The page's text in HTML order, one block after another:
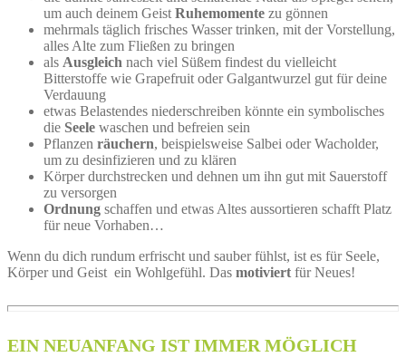
um auch deinem Geist Ruhemomente zu gönnen
mehrmals täglich frisches Wasser trinken, mit der Vorstellung,
alles Alte zum Fließen zu bringen
als Ausgleich nach viel Süßem findest du vielleicht
Bitterstoffe wie Grapefruit oder Galgantwurzel gut für deine
Verdauung
etwas Belastendes niederschreiben könnte ein symbolisches
die Seele waschen und befreien sein
Pflanzen räuchern, beispielsweise Salbei oder Wacholder,
um zu desinfizieren und zu klären
Körper durchstrecken und dehnen um ihn gut mit Sauerstoff
zu versorgen
Ordnung schaffen und etwas Altes aussortieren schafft Platz
für neue Vorhaben…
Wenn du dich rundum erfrischt und sauber fühlst, ist es für Seele,
Körper und Geist ein Wohlgefühl. Das motiviert für Neues!
EIN NEUANFANG IST IMMER MÖGLICH